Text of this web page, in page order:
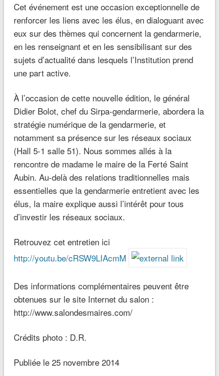
Cet événement est une occasion exceptionnelle de
renforcer les liens avec les élus, en dialoguant avec
eux sur des thèmes qui concernent la gendarmerie,
en les renseignant et en les sensibilisant sur des
sujets d’actualité dans lesquels l’Institution prend
une part active.
À l’occasion de cette nouvelle édition, le général
Didier Bolot, chef du Sirpa-gendarmerie, abordera la
stratégie numérique de la gendarmerie, et
notamment sa présence sur les réseaux sociaux
(Hall 5-1 salle 51). Nous sommes allés à la
rencontre de madame le maire de la Ferté Saint
Aubin. Au-delà des relations traditionnelles mais
essentielles que la gendarmerie entretient avec les
élus, la maire explique aussi l’intérêt pour tous
d’investir les réseaux sociaux.
Retrouvez cet entretien ici
http://youtu.be/cRSW9LIAcmM
Des informations complémentaires peuvent être
obtenues sur le site Internet du salon :
http://www.salondesmaires.com/
Crédits photo : D.R.
Publiée le 25 novembre 2014